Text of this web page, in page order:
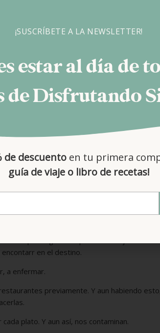
te va a pasar nada», puede llegar a ser
social, etc…
en el destino.
a enfermar.
previamente. Y aun habiendo
plato. Y aun así, nos contaminan.
¡SUSCRÍBETE A LA NEWSLETTER!
estar al día de
de Disfrutando
de descuento en tu primera
guía de viaje o libro de recetas!